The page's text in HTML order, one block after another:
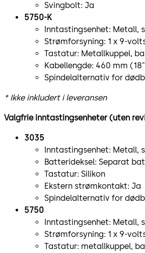
Svingbolt: Ja
5750-K
Inntastingsenhet: Metall,
Strømforsyning: 1 x 9-
Tastatur: Metallkuppel,
Kabellengde: 460 mm
Spindelalternativ for
* Ikke inkludert i leveransen
Valgfrie inntastingsenheter (uten
3035
Inntastingsenhet: Metall,
Batterideksel: Separat
Tastatur: Silikon
Ekstern strømkontakt: Ja
Spindelalternativ for
5750
Inntastingsenhet: Metall,
Strømforsyning: 1 x 9-
Tastatur: metallkuppel,